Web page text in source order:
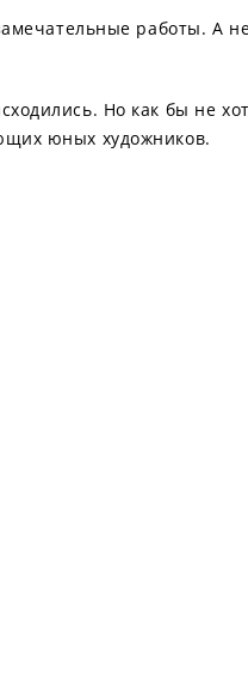
работы. А
Но как бы не
юных художников.